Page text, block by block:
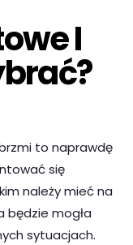
I
to naprawdę
się
należy mieć na
będzie mogła
sytuacjach.